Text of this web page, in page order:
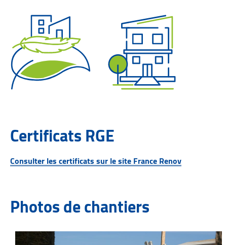
Certificats RGE
Consulter les certificats sur le site France Renov
Photos de chantiers